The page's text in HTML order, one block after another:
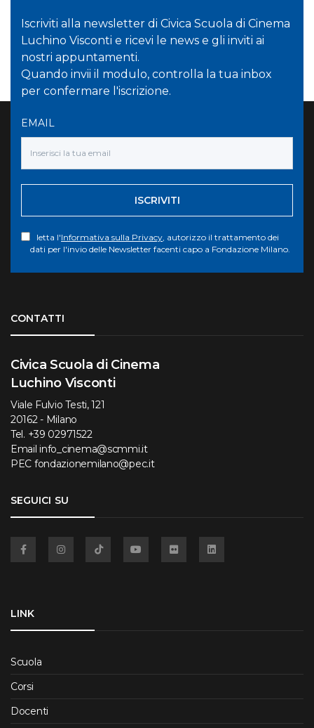
Iscriviti alla newsletter di Civica Scuola di Cinema
Luchino Visconti e ricevi le news e gli inviti ai
nostri appuntamenti.
Quando invii il modulo, controlla la tua inbox
per confermare l'iscrizione.
EMAIL
ISCRIVITI
letta l'Informativa sulla Privacy , autorizzo il trattamento dei
dati per l'invio delle Newsletter facenti capo a Fondazione Milano.
CONTATTI
Civica Scuola di Cinema
Luchino Visconti
Viale Fulvio Testi, 121
20162 - Milano
Tel. +39 02971522
Email info_cinema@scmmi.it
PEC fondazionemilano@pec.it
SEGUICI SU
LINK
Scuola
Corsi
Docenti